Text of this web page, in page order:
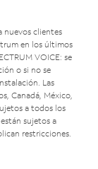
nuevos clientes
en los últimos
VOICE: se
o si no se
Las
Canadá, México,
a todos los
sujetos a
restricciones.